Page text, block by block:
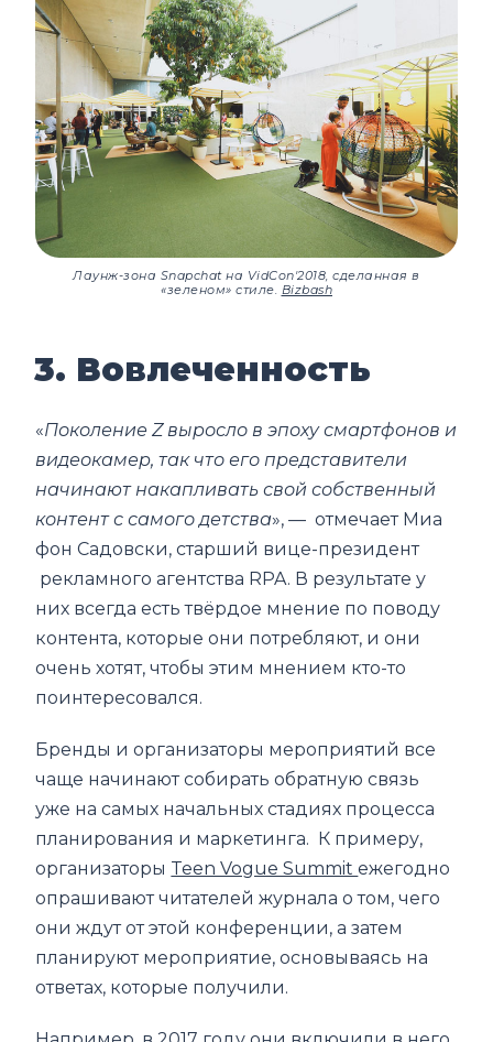
Лаунж-зона Snapchat на VidCon'2018, сделанная в
«зеленом» стиле. Bizbash
3. Вовлеченность
«Поколение Z выросло в эпоху смартфонов и
видеокамер, так что его представители
начинают накапливать свой собственный
контент с самого детства», — отмечает Миа
фон Садовски, старший вице-президент
рекламного агентства RPA. В результате у
них всегда есть твёрдое мнение по поводу
контента, которые они потребляют, и они
очень хотят, чтобы этим мнением кто-то
поинтересовался.
Бренды и организаторы мероприятий все
чаще начинают собирать обратную связь
уже на самых начальных стадиях процесса
планирования и маркетинга. К примеру,
организаторы Teen Vogue Summitежегодно
опрашивают читателей журнала о том, чего
они ждут от этой конференции, а затем
планируют мероприятие, основываясь на
ответах, которые получили.